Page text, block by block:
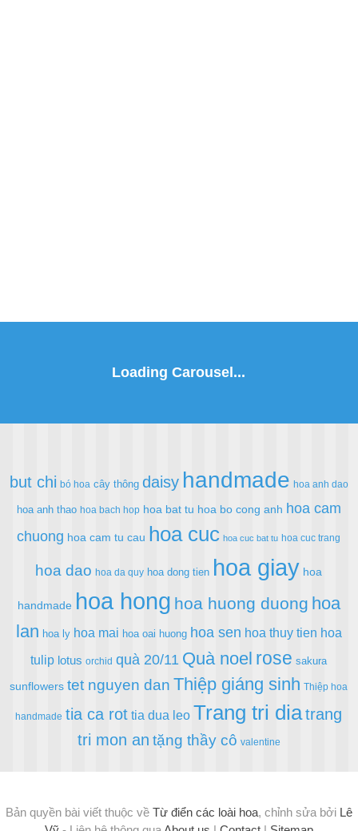
but chi bó hoa cây thông daisy handmade hoa anh dao
hoa anh thao hoa bach hop hoa bat tu hoa bo cong anh hoa cam
chuong hoa cam tu cau hoa cuc hoa cuc bat tu hoa cuc trang
hoa dao hoa da quy hoa dong tien hoa giay hoa
handmade hoa hong hoa huong duong hoa
lan hoa ly hoa mai hoa oai huong hoa sen hoa thuy tien hoa
tulip lotus orchid quà 20/11 Quà noel rose sakura
sunflowers tet nguyen dan Thiệp giáng sinh Thiệp hoa
handmade tia ca rot tia dua leo Trang tri diatrang
tri mon an tặng thầy cô valentine
Bản quyền bài viết thuộc về Từ điển các loài hoa, chỉnh sửa bởi Lê